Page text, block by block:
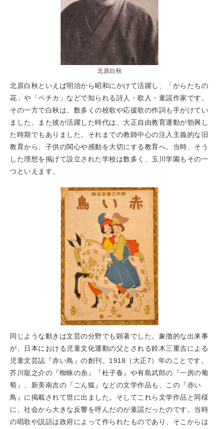
北原白秋
北原白秋といえば明治から昭和にかけて活躍し、「からたちの
花」や「ペチカ」などで知られる詩人・歌人・童謡作家です。
その一方で白秋は、数多くの校歌や応援歌の作詞も手がけてい
ました。また彼が活躍した時代は、大正自由教育運動が勃興し
た時期でもありました。それまでの教師中心の注入主義的な旧
教育から、子供の関心や感動を大切にする教育へ。当時、そう
した理想を掲げて設立された学校は数多く、玉川学園もその一
つといえます。
同じような動きは文芸の分野でも顕著でした。象徴的な出来事
が、日本における児童文化運動の父とされる鈴木三重吉による
児童文芸誌『赤い鳥』の創刊。1918（大正7）年のことです。
芥川龍之介の『蜘蛛の糸』『杜子春』や有島武郎の『一房の葡
萄』、新美南吉の『ごん狐』などの文学作品も、この『赤い
鳥』に掲載されて世に出ました。そしてこれら文学作品と同様
に、社会から大きな反響を呼んだのが童謡だったのです。当時
の唱歌や説話は政府によって作られたものであり、そこからは